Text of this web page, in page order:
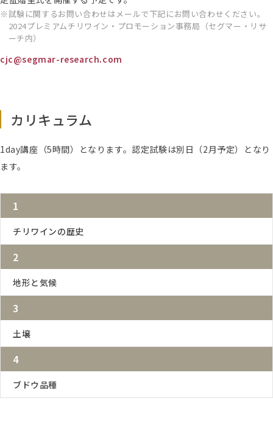
試験に関するお問い合わせはメールで下記にお問い合わせください。
2024プレミアムチリワイン・プロモーション事務局（セグマー・リサ
ーチ内）
cjc@segmar-research.com
カリキュラム
1day講座（5時間）となります。認定試験は別日（2月予定）となり
ます。
1
チリワインの歴史
2
地形と気候
3
土壌
4
ブドウ品種